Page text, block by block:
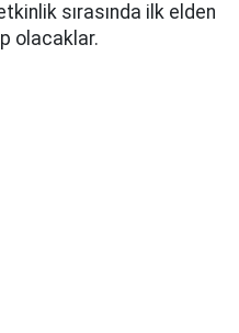
sırasında ilk elden
olacaklar.